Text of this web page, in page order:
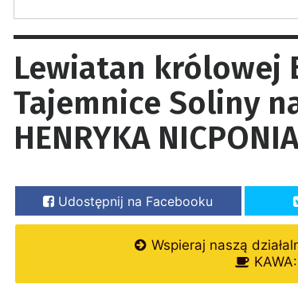
Lewiatan królowej
Tajemnice Soliny
HENRYKA NICPONIA
Udostępnij na Facebooku
Wspieraj naszą